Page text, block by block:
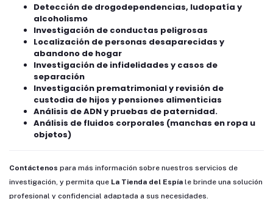
Detección de drogodependencias, ludopatía y
alcoholismo
Investigación de conductas peligrosas
Localización de personas desaparecidas y
abandono de hogar
Investigación de infidelidades y casos de
separación
Investigación prematrimonial y revisión de
custodia de hijos y pensiones alimenticias
Análisis de ADN y pruebas de paternidad.
Análisis de fluidos corporales (manchas en ropa u
objetos)
Contáctenos para más información sobre nuestros servicios de
investigación, y permita que La Tienda del Espía le brinde una solución
profesional y confidencial adaptada a sus necesidades.